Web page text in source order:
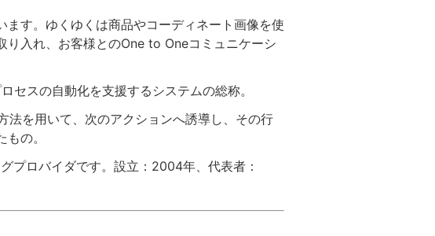
す。ゆくゆくは商品やコーディネート画像を使
り入れ、お客様とのOne to Oneコミュニケーシ
セスの自動化を支援するシステムの総称。
法を用いて、次のアクションへ誘導し、その行
の。
プロバイダです。設立：2004年、代表者：